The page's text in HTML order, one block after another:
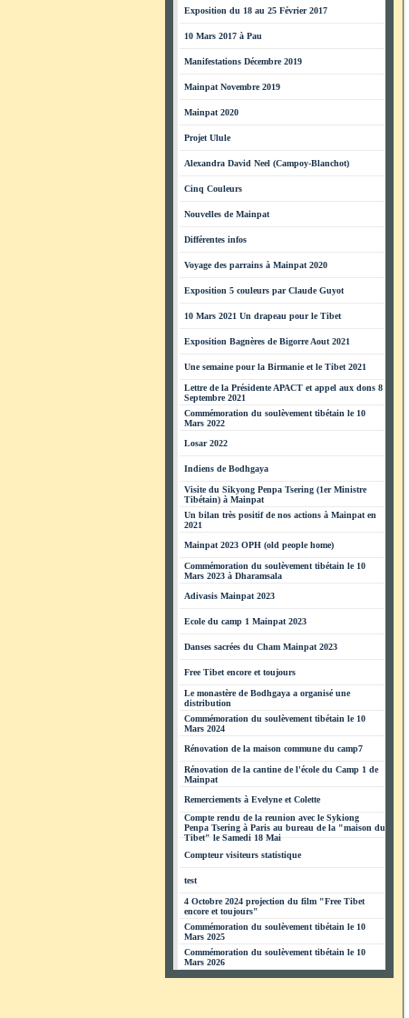
Exposition du 18 au 25 Février 2017
10 Mars 2017 à Pau
Manifestations Décembre 2019
Mainpat Novembre 2019
Mainpat 2020
Projet Ulule
Alexandra David Neel (Campoy-Blanchot)
Cinq Couleurs
Nouvelles de Mainpat
Différentes infos
Voyage des parrains à Mainpat 2020
Exposition 5 couleurs par Claude Guyot
10 Mars 2021 Un drapeau pour le Tibet
Exposition Bagnères de Bigorre Aout 2021
Une semaine pour la Birmanie et le Tibet 2021
Lettre de la Présidente APACT et appel aux dons 8
Septembre 2021
Commémoration du soulèvement tibétain le 10
Mars 2022
Losar 2022
Indiens de Bodhgaya
Visite du Sikyong Penpa Tsering (1er Ministre
Tibétain) à Mainpat
Un bilan très positif de nos actions à Mainpat en
2021
Mainpat 2023 OPH (old people home)
Commémoration du soulèvement tibétain le 10
Mars 2023 à Dharamsala
Adivasis Mainpat 2023
Ecole du camp 1 Mainpat 2023
Danses sacrées du Cham Mainpat 2023
Free Tibet encore et toujours
Le monastère de Bodhgaya a organisé une
distribution
Commémoration du soulèvement tibétain le 10
Mars 2024
Rénovation de la maison commune du camp7
Rénovation de la cantine de l'école du Camp 1 de
Mainpat
Remerciements à Evelyne et Colette
Compte rendu de la reunion avec le Sykiong
Penpa Tsering à Paris au bureau de la "maison du
Tibet" le Samedi 18 Mai
Compteur visiteurs statistique
test
4 Octobre 2024 projection du film "Free Tibet
encore et toujours"
Commémoration du soulèvement tibétain le 10
Mars 2025
Commémoration du soulèvement tibétain le 10
Mars 2026